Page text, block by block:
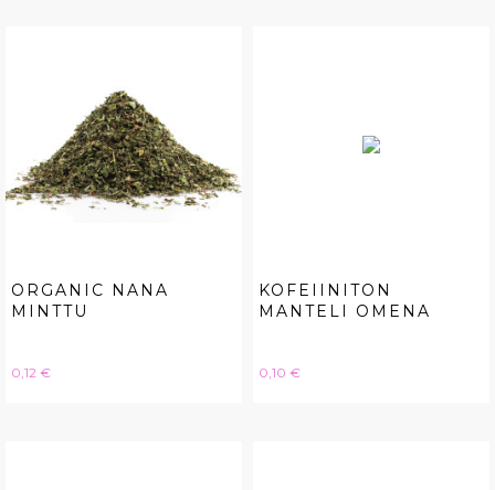
ORGANIC NANA
MINTTU
Hinta
0,12 €
KOFEIINITON
MANTELI OMENA
Hinta
0,10 €